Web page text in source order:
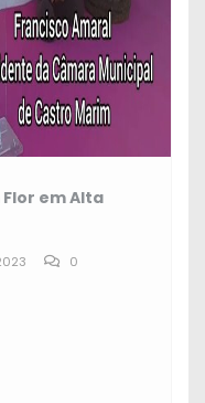
em Alta
0